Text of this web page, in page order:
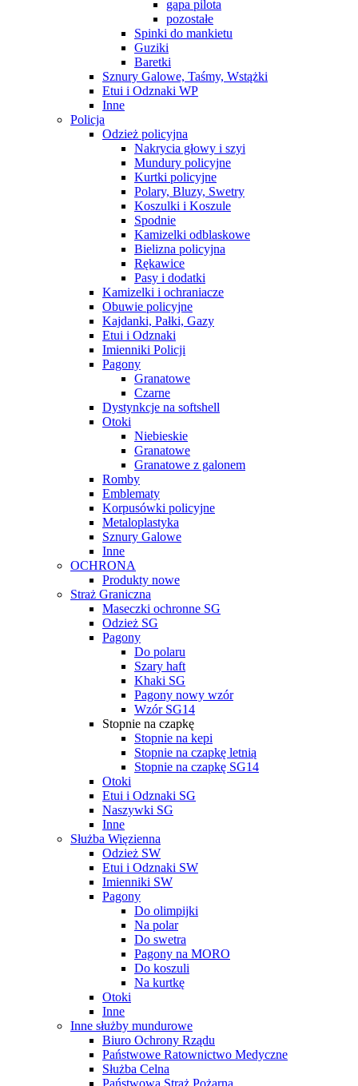
gapa pilota
pozostałe
Spinki do mankietu
Guziki
Baretki
Sznury Galowe, Taśmy, Wstążki
Etui i Odznaki WP
Inne
Policja
Odzież policyjna
Nakrycia głowy i szyi
Mundury policyjne
Kurtki policyjne
Polary, Bluzy, Swetry
Koszulki i Koszule
Spodnie
Kamizelki odblaskowe
Bielizna policyjna
Rękawice
Pasy i dodatki
Kamizelki i ochraniacze
Obuwie policyjne
Kajdanki, Pałki, Gazy
Etui i Odznaki
Imienniki Policji
Pagony
Granatowe
Czarne
Dystynkcje na softshell
Otoki
Niebieskie
Granatowe
Granatowe z galonem
Romby
Emblematy
Korpusówki policyjne
Metaloplastyka
Sznury Galowe
Inne
OCHRONA
Produkty nowe
Straż Graniczna
Maseczki ochronne SG
Odzież SG
Pagony
Do polaru
Szary haft
Khaki SG
Pagony nowy wzór
Wzór SG14
Stopnie na czapkę
Stopnie na kepi
Stopnie na czapkę letnią
Stopnie na czapkę SG14
Otoki
Etui i Odznaki SG
Naszywki SG
Inne
Służba Więzienna
Odzież SW
Etui i Odznaki SW
Imienniki SW
Pagony
Do olimpijki
Na polar
Do swetra
Pagony na MORO
Do koszuli
Na kurtkę
Otoki
Inne
Inne służby mundurowe
Biuro Ochrony Rządu
Państwowe Ratownictwo Medyczne
Służba Celna
Państwowa Straż Pożarna